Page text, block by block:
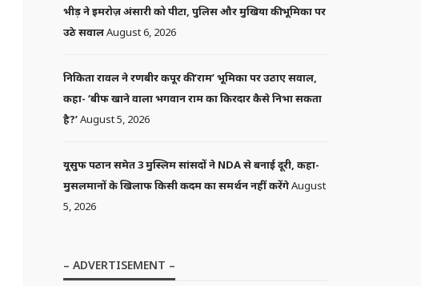
भीड़ ने इमरोज़ अंसारी को पीटा, पुलिस और मुखिया की भूमिका पर
उठे सवालAugust 6, 2026
निकिता रावल ने रणबीर कपूर की ‘राम’ भूमिका पर उठाए सवाल,
कहा- ‘बीफ खाने वाला भगवान राम का किरदार कैसे निभा सकता
है?’August 5, 2026
यूसुफ पठान समेत 3 मुस्लिम सांसदों ने NDA से बनाई दूरी, कहा-
मुसलमानों के खिलाफ किसी कदम का समर्थन नहीं करेंगेAugust
5, 2026
– ADVERTISEMENT –